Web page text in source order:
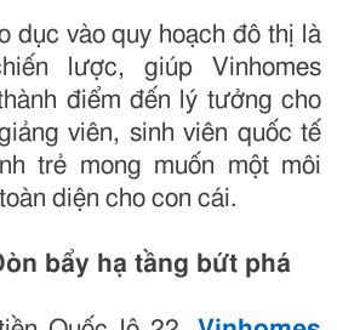
dục vào quy hoạch đô thị là
lược, giúp Vinhomes
điểm đến lý tưởng cho
viên, sinh viên quốc tế
trẻ mong muốn một môi
diện cho con cái.
bẩy hạ tầng bứt phá